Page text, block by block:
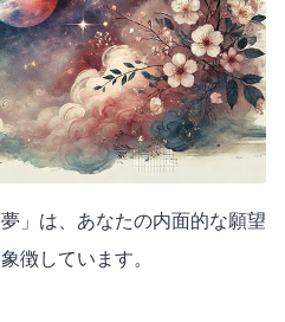
」は、あなたの内面的な願望
徴しています。